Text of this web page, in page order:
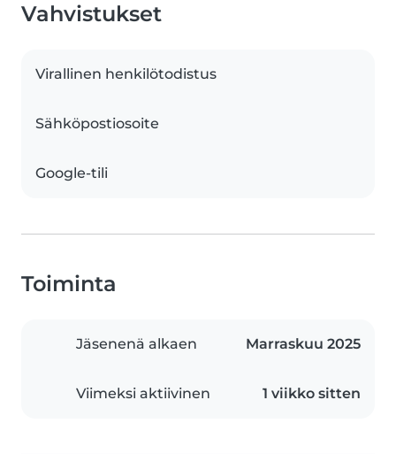
Vahvistukset
Virallinen henkilötodistus
Sähköpostiosoite
Google-tili
Toiminta
Jäsenenä alkaen Marraskuu 2025
Viimeksi aktiivinen 1 viikko sitten